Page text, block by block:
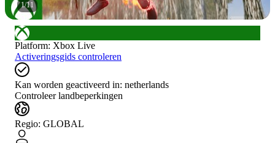
1/11
Platform: Xbox Live
Activeringsgids controleren
Kan worden geactiveerd in: netherlands
Controleer landbeperkingen
Regio: GLOBAL